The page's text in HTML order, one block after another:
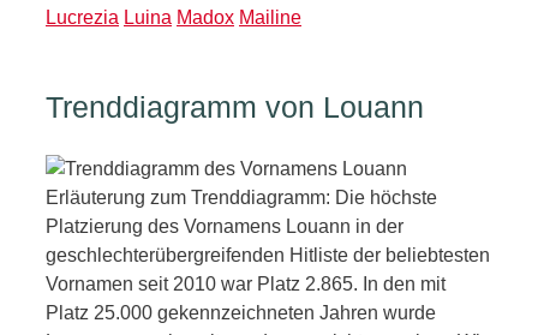
Lucrezia Luina Madox Mailine
Trenddiagramm von Louann
Erläuterung zum Trenddiagramm: Die höchste
Platzierung des Vornamens Louann in der
geschlechterübergreifenden Hitliste der beliebtesten
Vornamen seit 2010 war Platz 2.865. In den mit
Platz 25.000 gekennzeichneten Jahren wurde